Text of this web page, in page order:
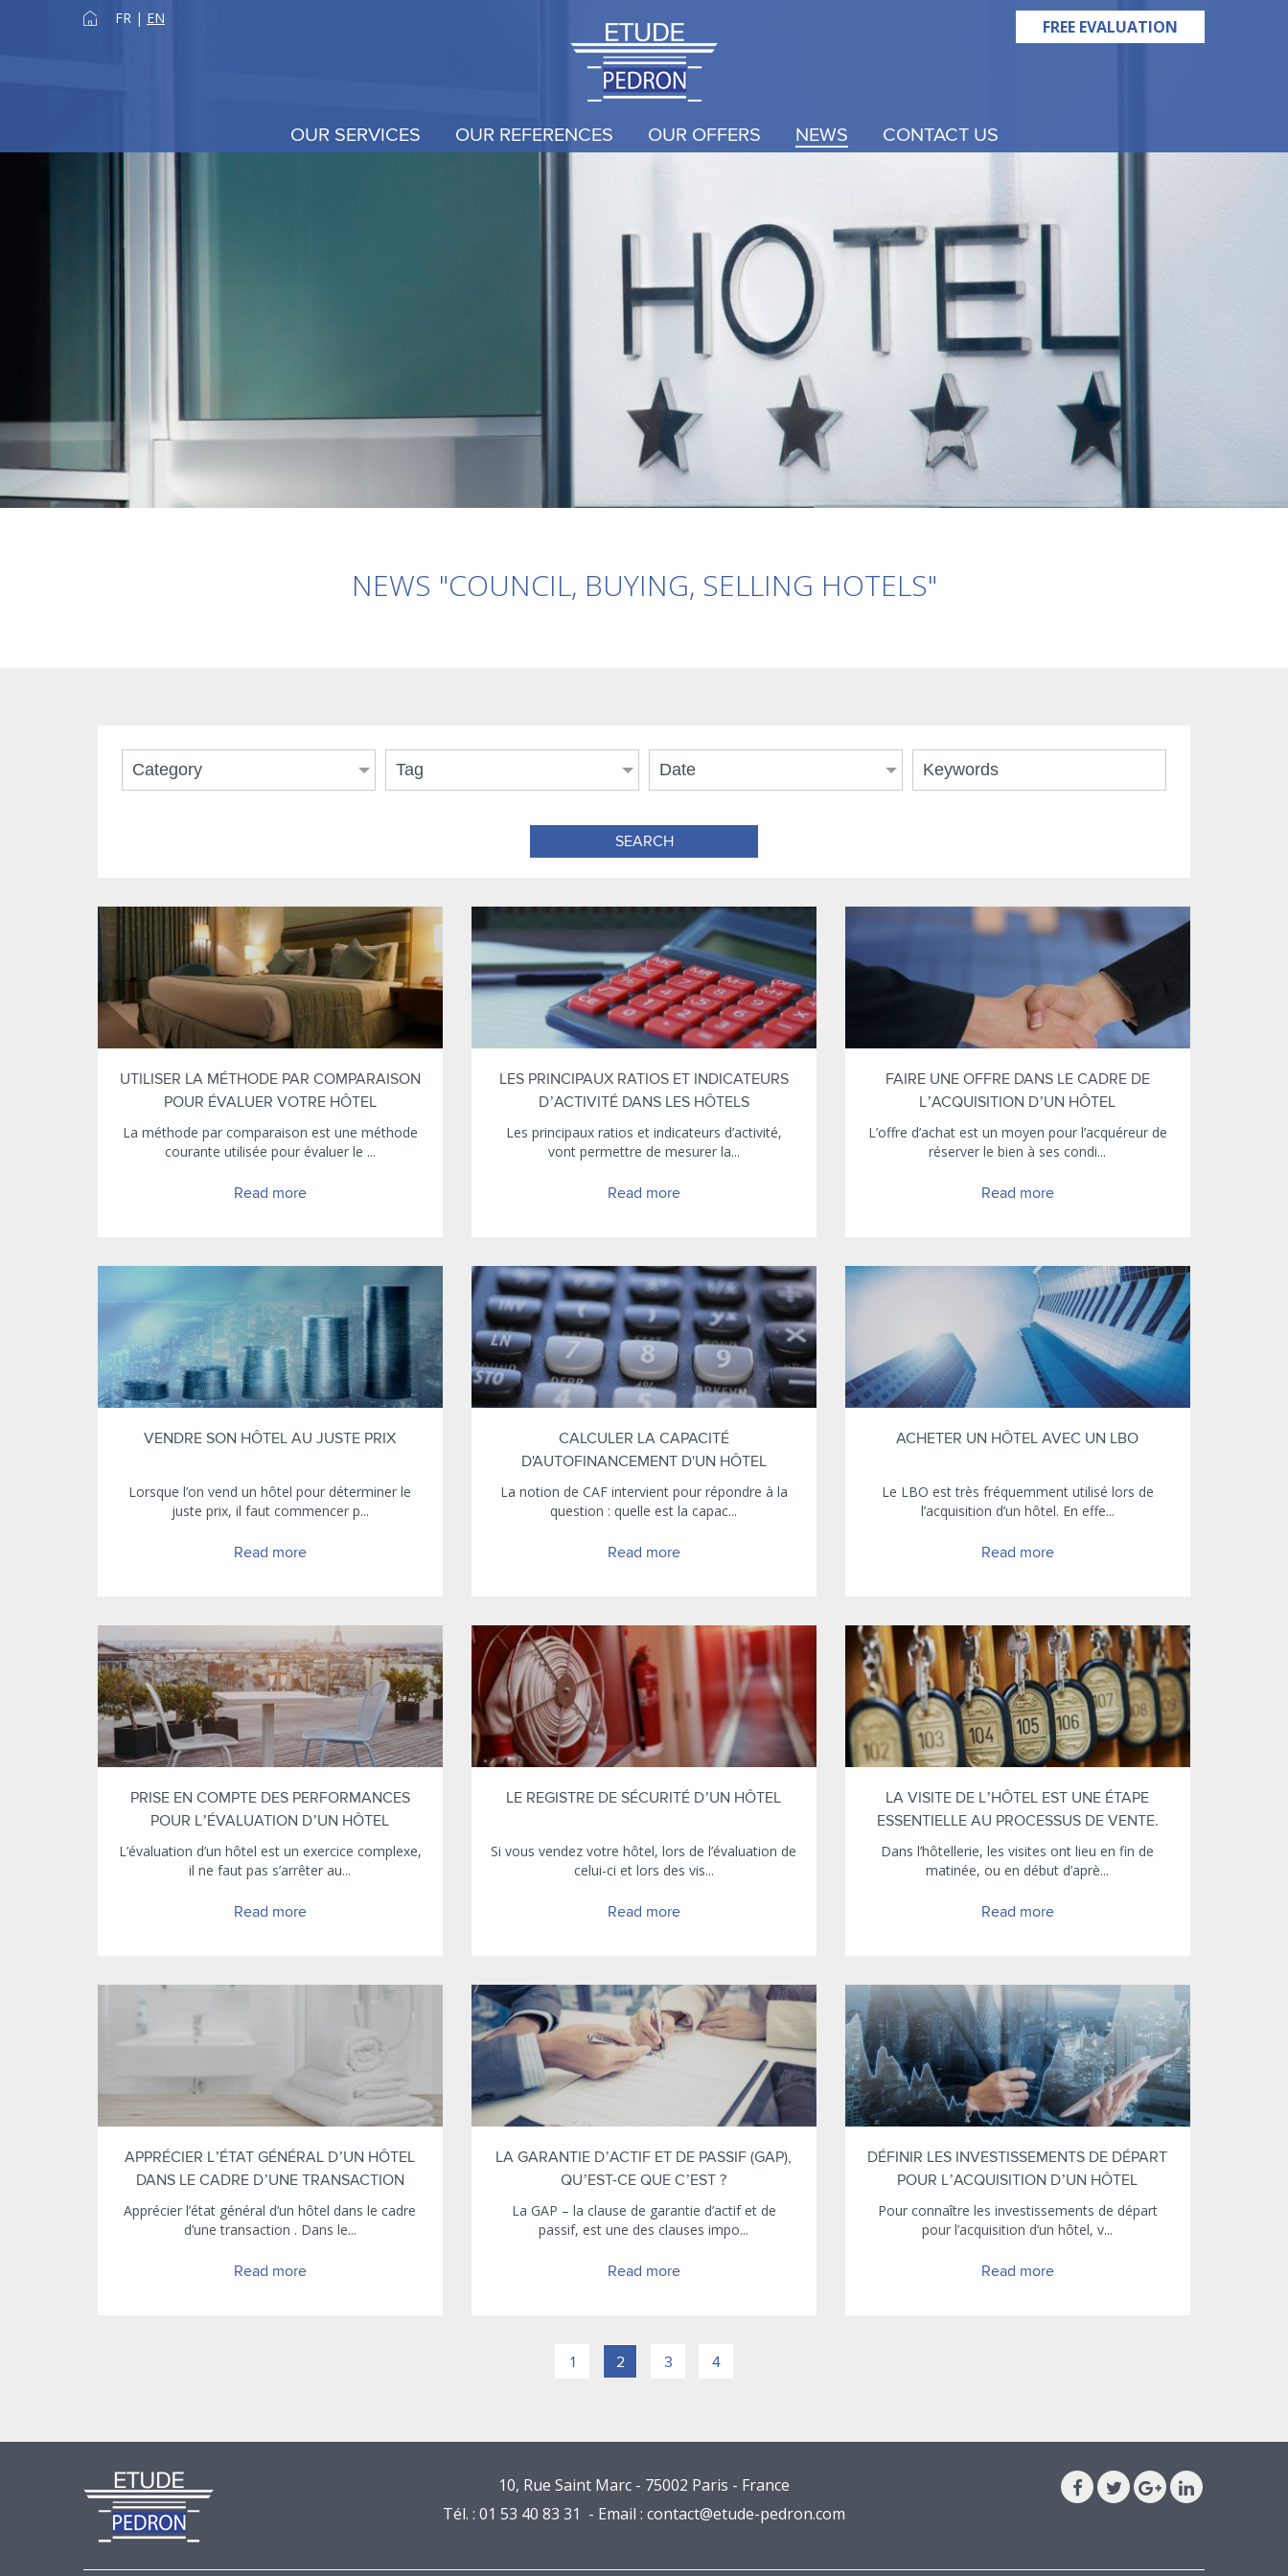
FR | EN FREE EVALUATION
OUR SERVICES OUR REFERENCES OUR OFFERS NEWS CONTACT US
NEWS "COUNCIL, BUYING, SELLING HOTELS"
Category Tag Date
SEARCH
UTILISER LA MÉTHODE PAR COMPARAISON
POUR ÉVALUER VOTRE HÔTEL
La méthode par comparaison est une méthode
courante utilisée pour évaluer le ...
Read more
LES PRINCIPAUX RATIOS ET INDICATEURS
D’ACTIVITÉ DANS LES HÔTELS
Les principaux ratios et indicateurs d’activité,
vont permettre de mesurer la...
Read more
FAIRE UNE OFFRE DANS LE CADRE DE
L’ACQUISITION D’UN HÔTEL
L’offre d’achat est un moyen pour l’acquéreur de
réserver le bien à ses condi...
Read more
VENDRE SON HÔTEL AU JUSTE PRIX
Lorsque l’on vend un hôtel pour déterminer le
juste prix, il faut commencer p...
Read more
CALCULER LA CAPACITÉ
D'AUTOFINANCEMENT D'UN HÔTEL
La notion de CAF intervient pour répondre à la
question : quelle est la capac...
Read more
ACHETER UN HÔTEL AVEC UN LBO
Le LBO est très fréquemment utilisé lors de
l’acquisition d’un hôtel. En effe...
Read more
PRISE EN COMPTE DES PERFORMANCES
POUR L’ÉVALUATION D’UN HÔTEL
L’évaluation d’un hôtel est un exercice complexe,
il ne faut pas s’arrêter au...
Read more
LE REGISTRE DE SÉCURITÉ D’UN HÔTEL
Si vous vendez votre hôtel, lors de l’évaluation de
celui-ci et lors des vis...
Read more
LA VISITE DE L’HÔTEL EST UNE ÉTAPE
ESSENTIELLE AU PROCESSUS DE VENTE.
Dans l’hôtellerie, les visites ont lieu en fin de
matinée, ou en début d’aprè...
Read more
APPRÉCIER L’ÉTAT GÉNÉRAL D’UN HÔTEL
DANS LE CADRE D’UNE TRANSACTION
Apprécier l’état général d’un hôtel dans le cadre
d’une transaction . Dans le...
Read more
LA GARANTIE D’ACTIF ET DE PASSIF (GAP),
QU’EST-CE QUE C’EST ?
La GAP – la clause de garantie d’actif et de
passif, est une des clauses impo...
Read more
DÉFINIR LES INVESTISSEMENTS DE DÉPART
POUR L’ACQUISITION D’UN HÔTEL
Pour connaître les investissements de départ
pour l’acquisition d’un hôtel, v...
Read more
1 2 3 4
10, Rue Saint Marc - 75002 Paris - France
Tél. : 01 53 40 83 31 - Email : contact@etude-pedron.com